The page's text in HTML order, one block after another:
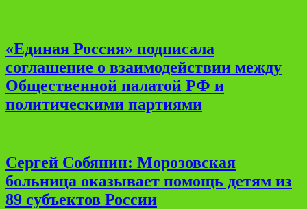
«Единая Россия» подписала
соглашение о взаимодействии между
Общественной палатой РФ и
политическими партиями
Сергей Собянин: Морозовская
больница оказывает помощь детям из
89 субъектов России